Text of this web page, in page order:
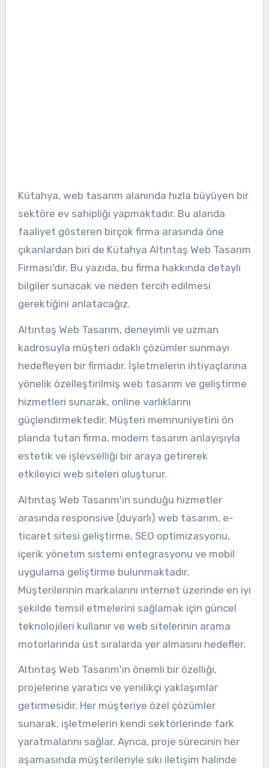
Kütahya, web tasarım alanında hızla büyüyen bir
sektöre ev sahipliği yapmaktadır. Bu alanda
faaliyet gösteren birçok firma arasında öne
çıkanlardan biri de Kütahya Altıntaş Web Tasarım
Firması'dır. Bu yazıda, bu firma hakkında detaylı
bilgiler sunacak ve neden tercih edilmesi
gerektiğini anlatacağız.
Altıntaş Web Tasarım, deneyimli ve uzman
kadrosuyla müşteri odaklı çözümler sunmayı
hedefleyen bir firmadır. İşletmelerin ihtiyaçlarına
yönelik özelleştirilmiş web tasarım ve geliştirme
hizmetleri sunarak, online varlıklarını
güçlendirmektedir. Müşteri memnuniyetini ön
planda tutan firma, modern tasarım anlayışıyla
estetik ve işlevselliği bir araya getirerek
etkileyici web siteleri oluşturur.
Altıntaş Web Tasarım'ın sunduğu hizmetler
arasında responsive (duyarlı) web tasarım, e-
ticaret sitesi geliştirme, SEO optimizasyonu,
içerik yönetim sistemi entegrasyonu ve mobil
uygulama geliştirme bulunmaktadır.
Müşterilerinin markalarını internet üzerinde en iyi
şekilde temsil etmelerini sağlamak için güncel
teknolojileri kullanır ve web sitelerinin arama
motorlarında üst sıralarda yer almasını hedefler.
Altıntaş Web Tasarım'ın önemli bir özelliği,
projelerine yaratıcı ve yenilikçi yaklaşımlar
getirmesidir. Her müşteriye özel çözümler
sunarak, işletmelerin kendi sektörlerinde fark
yaratmalarını sağlar. Ayrıca, proje sürecinin her
aşamasında müşterileriyle sıkı iletişim halinde